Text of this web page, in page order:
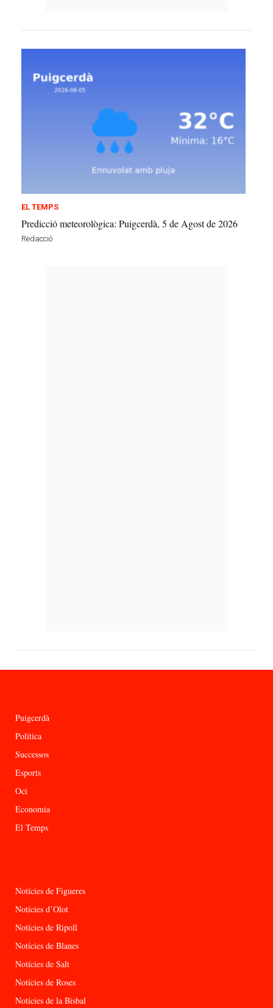
EL TEMPS
Predicció meteorològica: Puigcerdà, 5 de Agost de 2026
Redacció
Puigcerdà
Política
Successos
Esports
Oci
Economia
El Temps
Notícies de Figueres
Notícies d’Olot
Notícies de Ripoll
Notícies de Blanes
Notícies de Salt
Notícies de Roses
Notícies de la Bisbal